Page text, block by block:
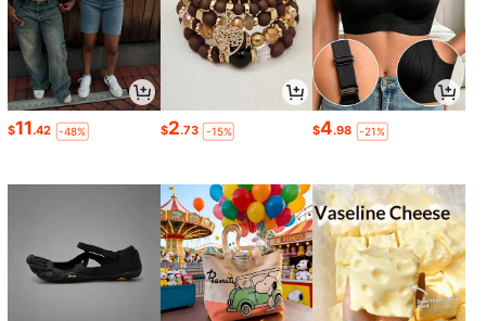
$11.42 -48% $2.73 -15% $4.98 -21%